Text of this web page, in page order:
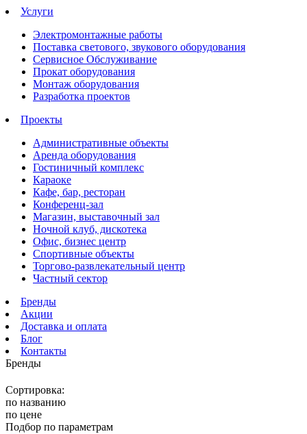
Услуги
Электромонтажные работы
Поставка светового, звукового оборудования
Сервисное Обслуживание
Прокат оборудования
Монтаж оборудования
Разработка проектов
Проекты
Административные объекты
Аренда оборудования
Гостиничный комплекс
Караоке
Кафе, бар, ресторан
Конференц-зал
Магазин, выставочный зал
Ночной клуб, дискотека
Офис, бизнес центр
Спортивные объекты
Торгово-развлекательный центр
Частный сектор
Бренды
Акции
Доставка и оплата
Блог
Контакты
Бренды
Сортировка:
по названию
по цене
Подбор по параметрам